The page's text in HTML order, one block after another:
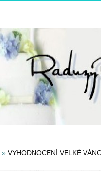
» VYHODNOCENÍ VELKÉ